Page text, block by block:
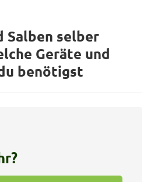
Salben selber
Geräte und
benötigst